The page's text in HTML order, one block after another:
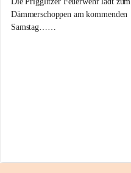
i
g
Dämmerschoppen am kommenden
Samstag……